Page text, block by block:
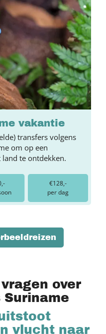
vakantie
transfers volgens
om op een
te ontdekken.
€128,-
per dag
over
vlucht naar